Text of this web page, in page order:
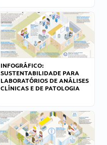
INFOGRÁFICO:
SUSTENTABILIDADE PARA
LABORATÓRIOS DE ANÁLISES
CLÍNICAS E DE PATOLOGIA